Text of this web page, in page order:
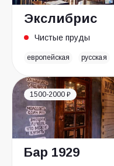
Экслибрис
Чистые пруды
европейская русская
1500-2000 ₽
Бар 1929